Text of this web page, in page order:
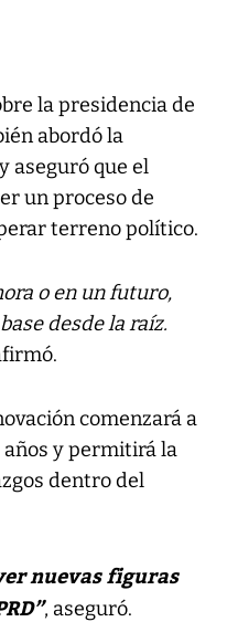
la presidencia de
abordó la
aseguró que el
un proceso de
terreno político.
o en un futuro,
desde la raíz.
comenzará a
y permitirá la
dentro del
nuevas figuras
, aseguró.